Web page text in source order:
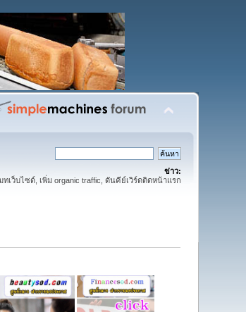
ข่าว:
ทเว็บไซด์, เพิ่ม organic traffic, ดันคีย์เวิร์ดติดหน้าแรก